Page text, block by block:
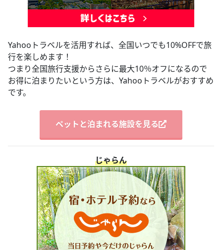
Yahooトラベルを活用すれば、全国いつでも10%OFFで旅
行を楽しめます！
つまり全国旅行支援からさらに最大10％オフになるので
お得に泊まりたいという方は、Yahooトラベルがおすすめ
です。
ペットと泊まれる施設を見る
じゃらん